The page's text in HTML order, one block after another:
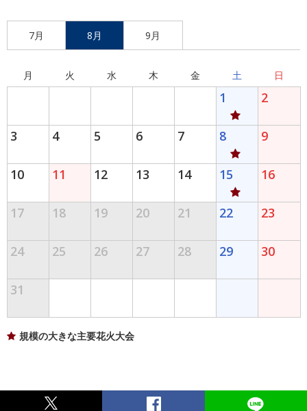
7月 8月 9月
月 火 水 木 金 土 日
1 2
3 4 5 6 7 8 9
10 11 12 13 14 15 16
17 18 19 20 21 22 23
24 25 26 27 28 29 30
31
規模の大きな主要花火大会